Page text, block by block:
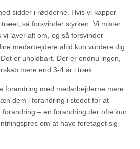
sidder i rødderne. Hvis vi kapper
så forsvinder styrken. Vi mister
vi laver alt om, og så forsvinder
medarbejdere altid kun vurdere dig
er uholdbart. Der er endnu ingen,
mere end 3-4 år i træk.
forandring med medarbejderne mere
dem i forandring i stedet for at
– en forandring der ofte kun
om at have foretaget sig